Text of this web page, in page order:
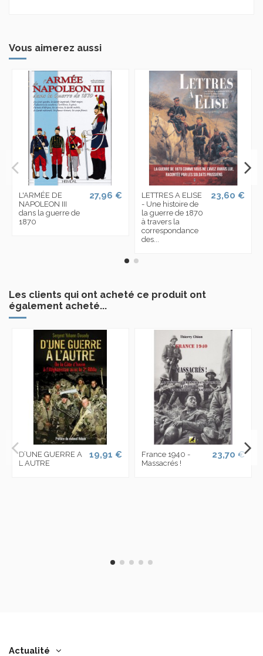
Vous aimerez aussi
L'ARMÉE DE
NAPOLEON III
dans la guerre de
1870
27,96 €
LETTRES A ELISE
- Une histoire de
la guerre de 1870
à travers la
correspondance
des...
23,60 €
Les clients qui ont acheté ce produit ont
également acheté...
D’UNE GUERRE A
L AUTRE
19,91 €
France 1940 -
Massacrés !
23,70 €
Actualité